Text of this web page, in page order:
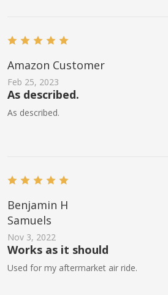
Amazon Customer
Feb 25, 2023
As described.
As described.
Benjamin H
Samuels
Nov 3, 2022
Works as it should
Used for my aftermarket air ride.